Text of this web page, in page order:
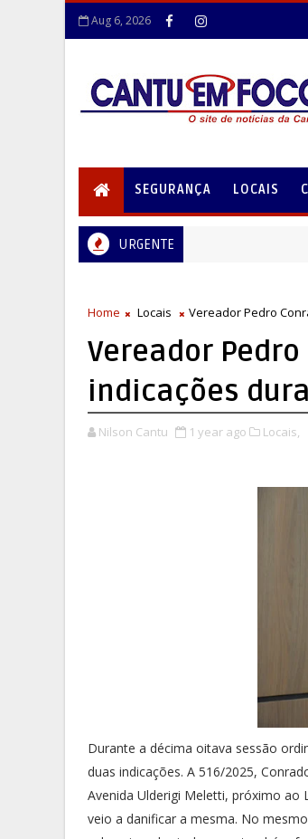
Aug 6, 2026
SEGURANÇA LOCAIS
URGENTE
Home Locais Vereador Pedro
Vereador
indicações
Nilson Cantu 1 year ago Locais,
Durante a décima oitava sessão
duas indicações. A 516/2025,
Avenida Ulderigi Meletti, próximo
veio a danificar a mesma. No